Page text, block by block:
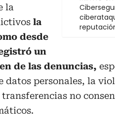
la
la
desde
un
de las denuncias,
datos personales, la
transferencias no